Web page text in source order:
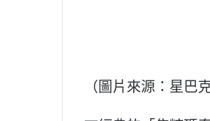
（圖片來源：星巴克